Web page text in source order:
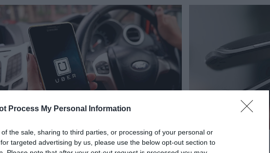
Process My Personal Information
the sale, sharing to third parties, or processing of your personal or
targeted advertising by us, please use the below opt-out section to
PIACOK